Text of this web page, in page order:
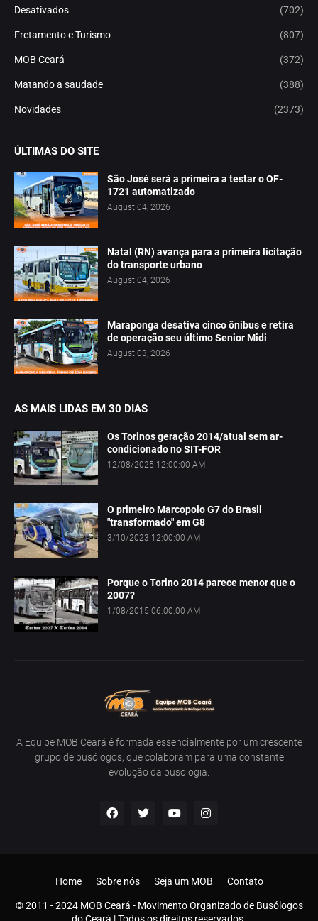
Desativados (702)
Fretamento e Turismo (807)
MOB Ceará (372)
Matando a saudade (388)
Novidades (2373)
ÚLTIMAS DO SITE
São José será a primeira a testar o OF-
1721 automatizado
August 04, 2026
Natal (RN) avança para a primeira licitação
do transporte urbano
August 04, 2026
Maraponga desativa cinco ônibus e retira
de operação seu último Senior Midi
August 03, 2026
AS MAIS LIDAS EM 30 DIAS
Os Torinos geração 2014/atual sem ar-
condicionado no SIT-FOR
12/08/2025 12:00:00 AM
O primeiro Marcopolo G7 do Brasil
"transformado" em G8
3/10/2023 12:00:00 AM
Porque o Torino 2014 parece menor que o
2007?
1/08/2015 06:00:00 AM
A Equipe MOB Ceará é formada essencialmente por um crescente
grupo de busólogos, que colaboram para uma constante
evolução da busologia.
© 2011 - 2024 MOB Ceará - Movimento Organizado de Busólogos
Home Sobre nós Seja um MOB Contato